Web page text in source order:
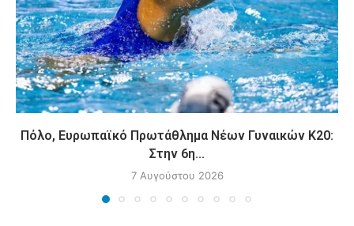
Πόλο, Ευρωπαϊκό Πρωτάθλημα Νέων Γυναικών Κ20:
Στην 6η...
7 Αυγούστου 2026